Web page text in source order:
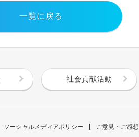
一覧に戻る
社会貢献活動
ソーシャルメディアポリシー ご意見・ご感想